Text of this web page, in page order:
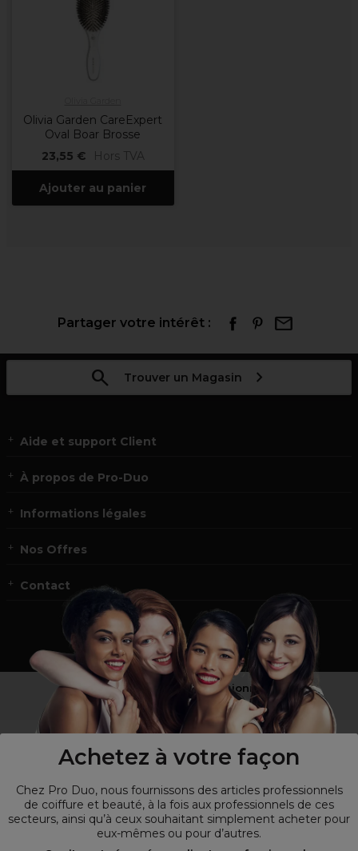
Achetez à votre façon
Chez Pro Duo, nous fournissons des articles professionnels
de coiffure et beauté, à la fois aux professionnels de ces
secteurs, ainsi qu’à ceux souhaitant simplement acheter pour
eux-mêmes ou pour d’autres.
Olivia Garden CareExpert
Oval Boar Brosse
23,55 €
Hors TVA
Ajouter au panier
Partager votre intérêt :
Trouver un Magasin
Aide et support Client
À propos de Pro-Duo
Informations légales
Nos Offres
Contact
Vous n’êtes pas un professionnel ?
Visitez notre site pourles particuliers !